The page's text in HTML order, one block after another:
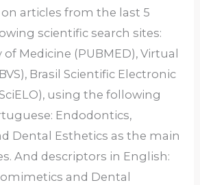
articles from the last 5
scientific search sites:
Medicine (PUBMED), Virtual
Brasil Scientific Electronic
using the following
Endodontics,
Dental Esthetics as the main
And descriptors in English:
and Dental